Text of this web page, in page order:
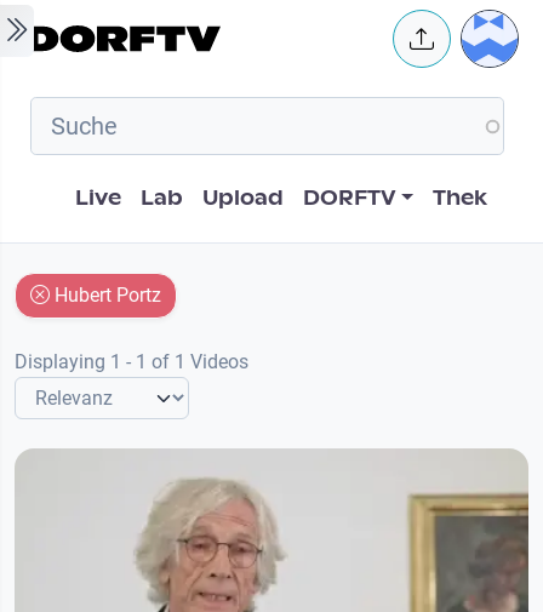
Skip to main content User
Hauptnavigation
Live Lab Upload DORFTV Thek
Hubert Portz
Displaying 1 - 1 of 1 Videos